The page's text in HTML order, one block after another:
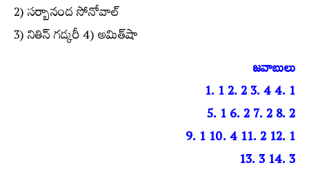
2) సర్బానంద సోనోవాల్‌
3) నితిన్‌ గడ్కరీ 4) అమిత్‌షా
జవాబులు
1. 1 2. 2 3. 4 4. 1
5. 1 6. 2 7. 2 8. 2
9. 1 10. 4 11. 2 12. 1
13. 3 14. 3